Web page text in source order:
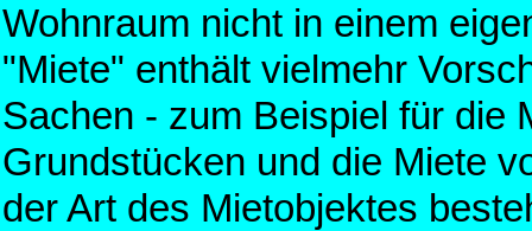
Wohnraum nicht in einem
"Miete" enthält vielmehr
Sachen - zum Beispiel für die
Grundstücken und die Miete
der Art des Mietobjektes